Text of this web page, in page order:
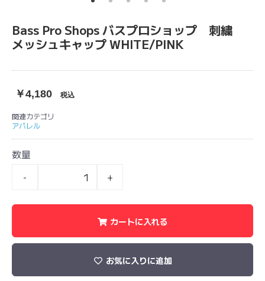
Bass Pro Shops バスプロショップ 刺繍
メッシュキャップ WHITE/PINK
￥4,180 税込
関連カテゴリ
アパレル
数量
- +
カートに入れる
お気に入りに追加